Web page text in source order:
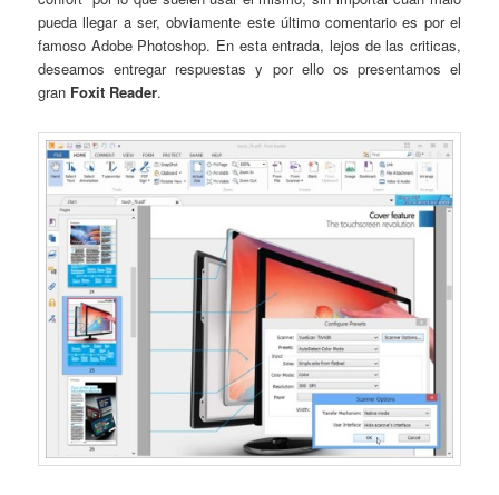
pueda llegar a ser, obviamente este último comentario es por el
famoso Adobe Photoshop. En esta entrada, lejos de las criticas,
deseamos entregar respuestas y por ello os presentamos el
gran Foxit Reader.